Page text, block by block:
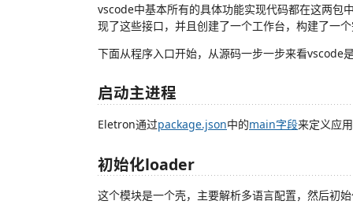
vscode中基本所有的具体功能实现代码都在这两
现了这些接口，并且创建了一个工作台，构建了一
下面从程序入口开始，从源码一步一步来看vscode
启动主进程
Eletron通过package.json中的main字段来定义应
初始化loader
这个模块是一个壳，主要解析多语言配置，然后初